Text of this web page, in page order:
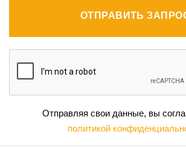
ОТПРАВИТЬ
Отправляя свои данные, вы
политикой